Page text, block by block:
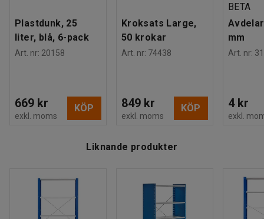
Plastdunk, 25
liter, blå, 6-pack
Art. nr: 20158
669 kr
exkl. moms
KÖP
Kroksats Large,
50 krokar
Art. nr: 74438
849 kr
exkl. moms
KÖP
BETA
mm
Art. nr:
4 kr
exkl.
Liknande produkter